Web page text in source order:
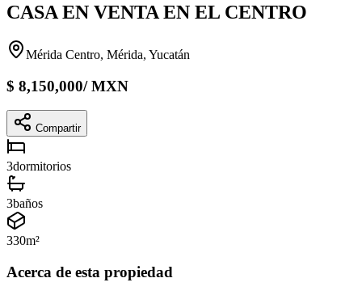
CASA EN VENTA EN EL CENTRO
Mérida Centro, Mérida, Yucatán
$ 8,150,000/MXN
Compartir
3dormitorios
3baños
330m²
Acerca de esta propiedad